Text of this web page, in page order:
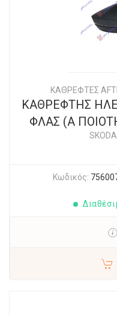
ΚΑΘΡΕΦΤΕΣ
ΚΑΘΡΕΦΤΗΣ
ΦΛΑΣ (Α
SKODA
Κωδικός: